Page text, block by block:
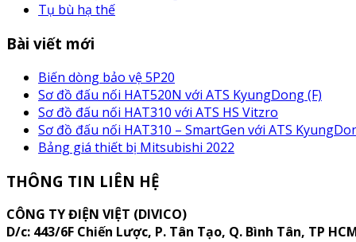
Tụ bù hạ thế
Bài viết mới
Biến dòng bảo vệ 5P20
Sơ đồ đấu nối HAT520N với ATS KyungDong (F)
Sơ đồ đấu nối HAT310 với ATS HS Vitzro
Sơ đồ đấu nối HAT310 – SmartGen với ATS
Bảng giá thiết bị Mitsubishi 2022
THÔNG TIN LIÊN HỆ
CÔNG TY ĐIỆN VIỆT (DIVICO)
D/c: 443/6F Chiến Lược, P. Tân Tạo, Q. Bình Tân, TP